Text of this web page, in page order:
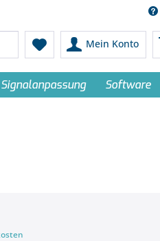
Mein Konto
Signalanpassung Software